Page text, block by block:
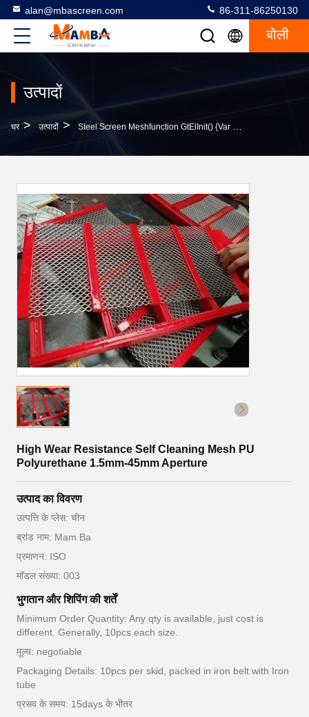
alan@mbascreen.com 86-311-86250130
बोली
उत्पादों
घर > उत्पादों > Steel Screen Meshfunction GtElInit() {var Lib = New Google.translate.TranslateService();lib.translat
High Wear Resistance Self Cleaning Mesh PU
Polyurethane 1.5mm-45mm Aperture
उत्पाद का विवरण
उत्पत्ति के प्लेस: चीन
ब्रांड नाम: Mam Ba
प्रमाणन: ISO
मॉडल संख्या: 003
भुगतान और शिपिंग की शर्तें
Minimum Order Quantity: Any qty is available, just cost is
different. Generally, 10pcs each size.
मूल्य: negotiable
Packaging Details: 10pcs per skid, packed in iron belt with Iron
tube
प्रसव के समय: 15days के भीतर